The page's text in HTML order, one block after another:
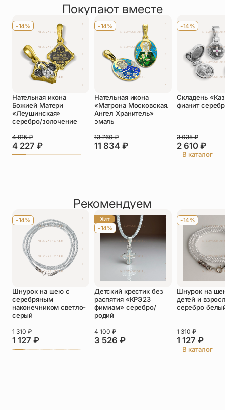
Оставить отзыв
*
Отзыв*
Прикрепить фото
Оставить отзыв
Подтверждаю свое согласие с
политикой конфиденциальностии даю
согласие на обработку персональных
данных
Пока нет отзывов. Будьте первым!
Покупают вместе
-14%
Нательная икона
Божией Матери
«Леушинская»
серебро/золочение
4 227 ₽
4 915₽
-14%
Нательная икона
«Матрона Московская.
Ангел Хранитель»
эмаль
11 834 ₽
13 760₽
-14%
Складень
фианит
2 610 ₽
3 035₽
В каталог
Рекомендуем
-14%
Шнурок на шею с
серебряным
наконечником светло-
серый
1 127 ₽
1 310₽
Хит
-14%
Детский крестик без
распятия «КРЭ23
фимиам» серебро/
родий
3 526 ₽
4 100₽
-14%
Шнурок на
детей и
серебро
1 127 ₽
1 310₽
В каталог